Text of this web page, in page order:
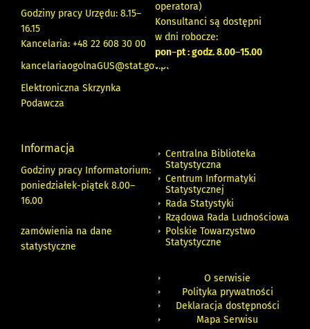
Godziny pracy Urzędu: 8.15–
16.15
Kancelaria: +48 22 608 30 00
kancelariaogolnaGUS@stat.gov.pl
Elektroniczna Skrzynka
Podawcza
operatora)
Konsultanci są dostępni
w dni robocze:
pon–pt : godz. 8.00–15.00
Informacja
Godziny pracy Informatorium:
poniedziałek-piątek 8.00–
16.00
zamówienia na dane
statystyczne
Centralna Biblioteka
Statystyczna
Centrum Informatyki
Statystycznej
Rada Statystyki
Rządowa Rada Ludnościowa
Polskie Towarzystwo
Statystyczne
O serwisie
Polityka prywatności
Deklaracja dostępności
Mapa Serwisu